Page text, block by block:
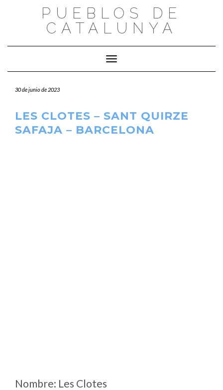
PUEBLOS DE
CATALUNYA
Cambiar modo de navegación
30 de junio de 2023
LES CLOTES – SANT QUIRZE
SAFAJA – BARCELONA
Nombre: Les Clotes